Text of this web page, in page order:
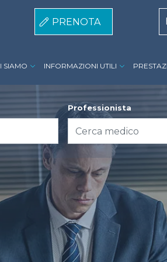
PRENOTA
SIAMO INFORMAZIONI UTILI
Professionista